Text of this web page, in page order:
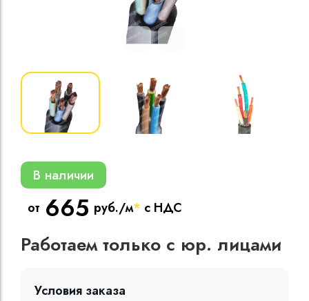
Кабели
изоляцией
В наличии
от 665 руб./м* с НДС
Работаем только с юр. лицами
Условия заказа